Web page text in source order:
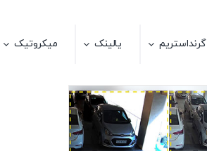
گرنداستریم یالینک میکروتیک